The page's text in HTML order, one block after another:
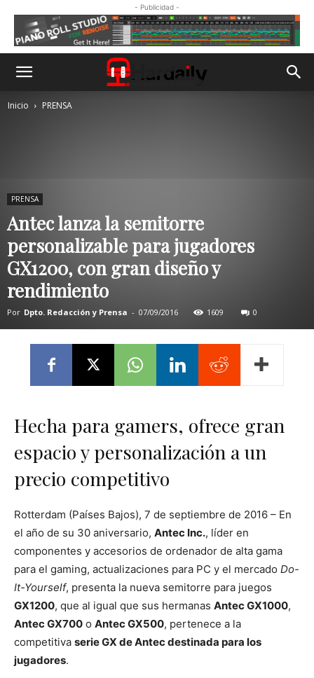
- Publicidad -
Inicio PRENSA
PRENSA
Antec lanza la semitorre
personalizable para jugadores
GX1200, con gran diseño y
rendimiento
Por Dpto. Redacción y Prensa - 07/09/2016 1609 0
Hecha para gamers, ofrece gran
espacio y personalización a un
precio competitivo
Rotterdam (Países Bajos), 7 de septiembre de 2016 – En
el año de su 30 aniversario, Antec Inc., líder en
componentes y accesorios de ordenador de alta gama
para el gaming, actualizaciones para PC y el mercado Do-
It-Yourself, presenta la nueva semitorre para juegos
GX1200, que al igual que sus hermanas Antec GX1000,
Antec GX700 o Antec GX500, pertenece a la
competitiva serie GX de Antec destinada para los
jugadores.